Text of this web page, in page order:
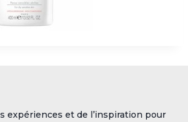
expériences et de l’inspiration pour